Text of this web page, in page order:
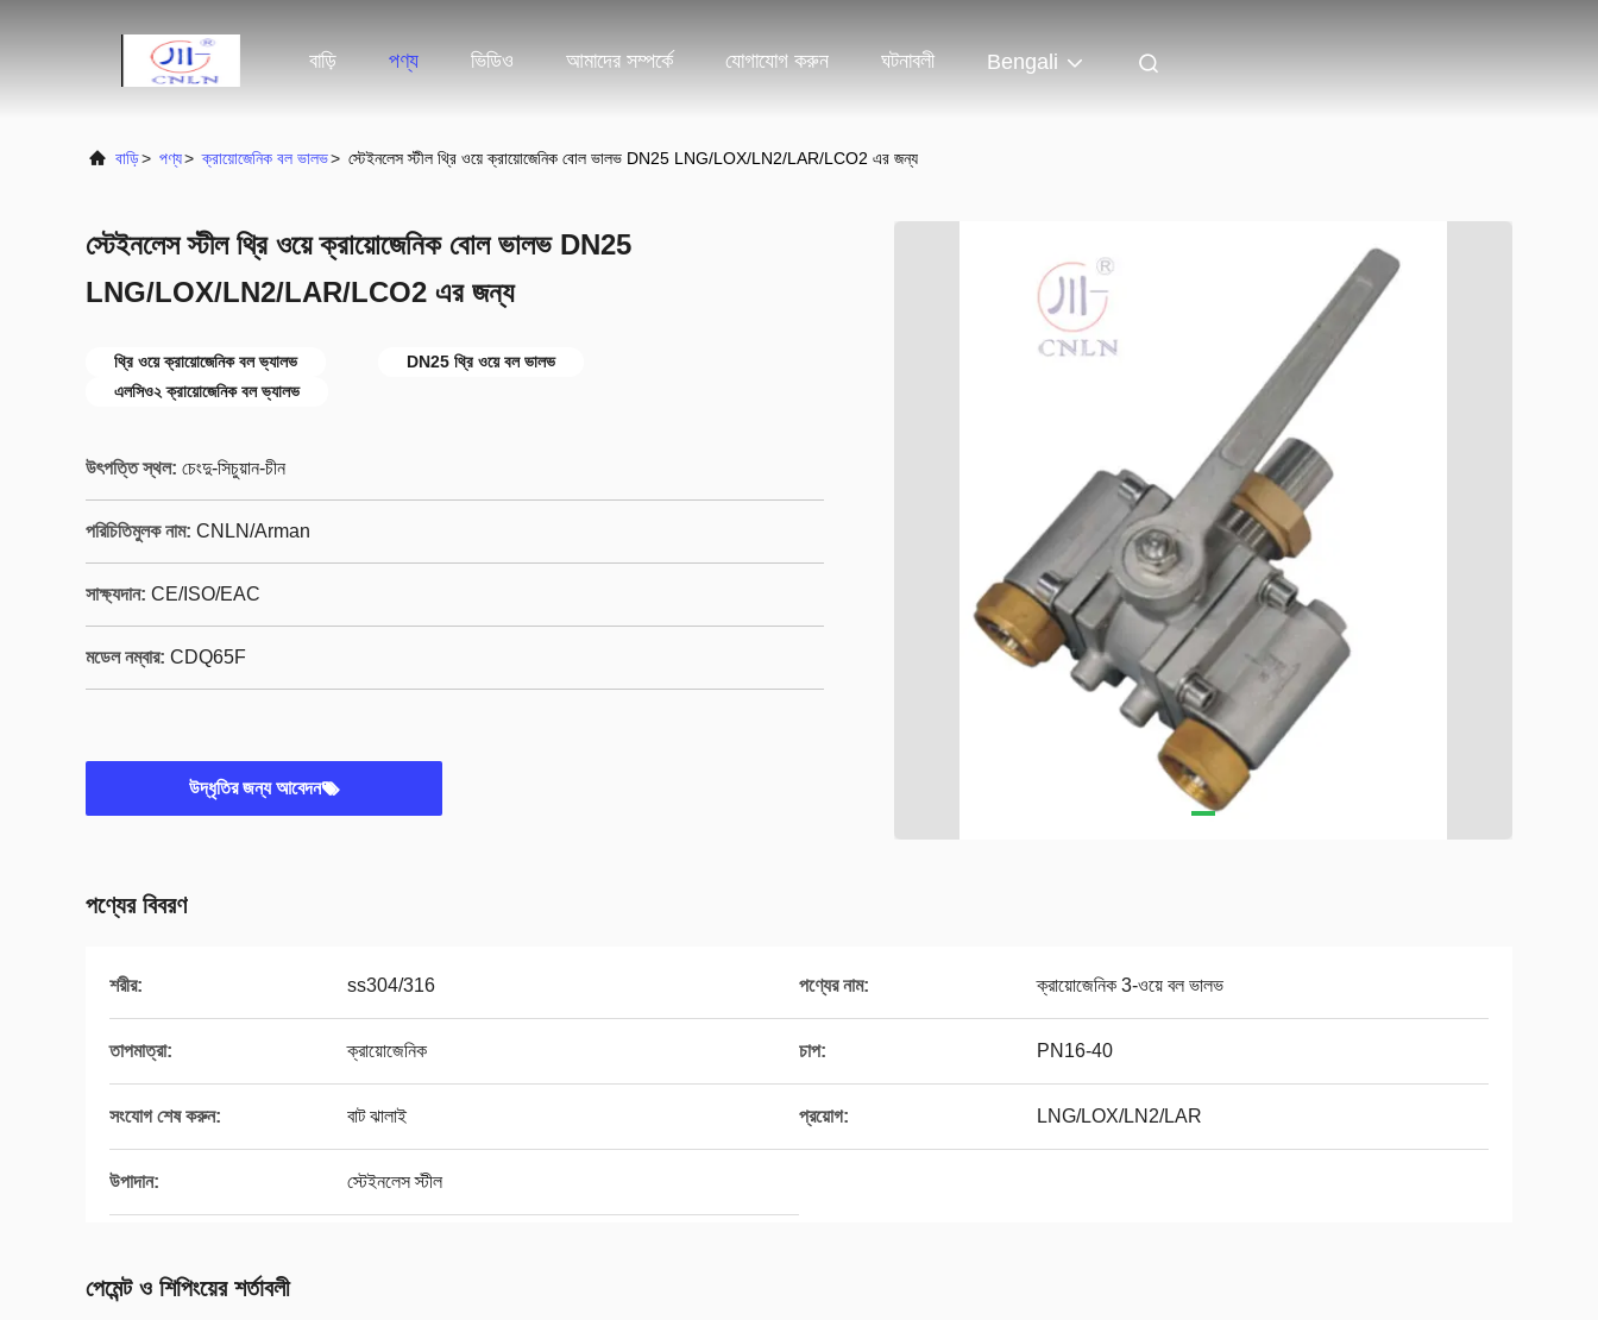
বাড়ি পণ্য ভিডিও আমাদের সম্পর্কে যোগাযোগ করুন ঘটনাবলী Bengali
বাড়ি> পণ্য> ক্রায়োজেনিক বল ভালভ> স্টেইনলেস স্টীল থ্রি ওয়ে ক্রায়োজেনিক বোল ভালভ DN25 LNG/LOX/LN2/LAR/LCO2 এর জন্য
স্টেইনলেস স্টীল থ্রি ওয়ে ক্রায়োজেনিক বোল ভালভ DN25
LNG/LOX/LN2/LAR/LCO2 এর জন্য
থ্রি ওয়ে ক্রায়োজেনিক বল ভ্যালভ
DN25 থ্রি ওয়ে বল ভালভ
এলসিও২ ক্রায়োজেনিক বল ভ্যালভ
উৎপত্তি স্থল: চেংদু-সিচুয়ান-চীন
পরিচিতিমুলক নাম: CNLN/Arman
সাক্ষ্যদান: CE/ISO/EAC
মডেল নম্বার: CDQ65F
উদ্ধৃতির জন্য আবেদন
পণ্যের বিবরণ
শরীর: ss304/316 পণ্যের নাম: ক্রায়োজেনিক 3-ওয়ে বল ভালভ
তাপমাত্রা: ক্রায়োজেনিক চাপ: PN16-40
সংযোগ শেষ করুন: বাট ঝালাই প্রয়োগ: LNG/LOX/LN2/LAR
উপাদান: স্টেইনলেস স্টীল
পেমেন্ট ও শিপিংয়ের শর্তাবলী